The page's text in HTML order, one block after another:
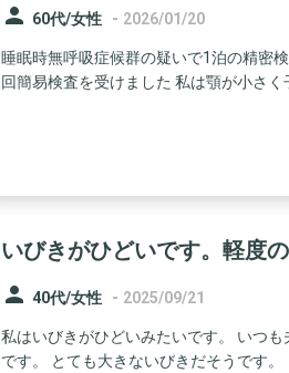
person 60代/女性 - 2026/01/20
睡眠時無呼吸症候群の疑いで1泊の精密
回簡易検査を受けました 私は顎が小さく
いびきがひどいです。軽度
person 40代/女性 - 2025/09/21
私はいびきがひどいみたいです。 いつ
です。 とても大きないびきだそうです。